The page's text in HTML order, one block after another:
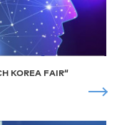
FAIR“